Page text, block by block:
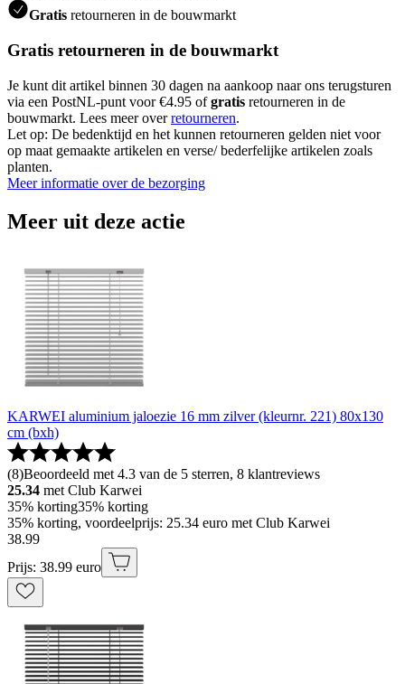
Gratis retourneren in de bouwmarkt
Gratis retourneren in de bouwmarkt
Je kunt dit artikel binnen 30 dagen na aankoop naar ons terugsturen
via een PostNL-punt voor €4.95 ofgratis retourneren in de
bouwmarkt. Lees meer overretourneren.
Let op: De bedenktijd en het kunnen retourneren gelden niet voor
op maat gemaakte artikelen en verse/ bederfelijke artikelen zoals
planten.
Meer informatie over de bezorging
Meer uit deze actie
KARWEI aluminium jaloezie 16 mm zilver (kleurnr. 221) 80x130
cm (bxh)
(8)Beoordeeld met 4.3 van de 5 sterren, 8 klantreviews
25.34 met Club Karwei
35% korting35% korting
35% korting, voordeelprijs: 25.34 euro met Club Karwei
38.99
Prijs: 38.99 euro